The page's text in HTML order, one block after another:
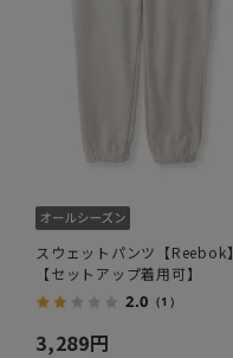
スウェットパンツ【Reebok】
【セットアップ着用可】
2.0 （1）
3,289円